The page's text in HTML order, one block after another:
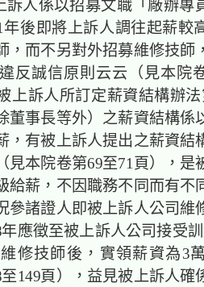
人係以招募文職「廠辦專
後即將上訴人調往起薪較
，而不另對外招募維修技師
反誠信原則云云（見本院
上訴人所訂定薪資結構辦
董事長等外）之薪資結構係
，有被上訴人提出之薪資結
見本院卷第69至71頁），是
給薪，不因職務不同而有不
參諸證人即被上訴人公司維
應徵至被上訴人公司接受
修技師後，實領薪資為3
至149頁），益見被上訴人確